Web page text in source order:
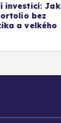
o
na
v